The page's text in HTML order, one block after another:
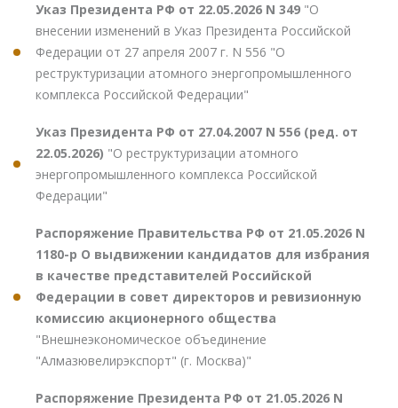
Указ Президента РФ от 22.05.2026 N 349 "О
внесении изменений в Указ Президента Российской
Федерации от 27 апреля 2007 г. N 556 "О
реструктуризации атомного энергопромышленного
комплекса Российской Федерации"
Указ Президента РФ от 27.04.2007 N 556 (ред. от
22.05.2026) "О реструктуризации атомного
энергопромышленного комплекса Российской
Федерации"
Распоряжение Правительства РФ от 21.05.2026 N
1180-р О выдвижении кандидатов для избрания
в качестве представителей Российской
Федерации в совет директоров и ревизионную
комиссию акционерного общества
"Внешнеэкономическое объединение
"Алмазювелирэкспорт" (г. Москва)"
Распоряжение Президента РФ от 21.05.2026 N